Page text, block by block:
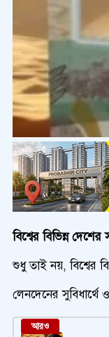
বিশ্বের বিভিন্ন
শুধু তাই নয়, বিশ্বের
লেনদেনের সুবিধার্থে
আরও